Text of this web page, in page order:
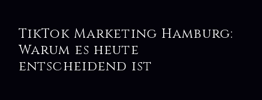
TikTok Marketing Hamburg:
Warum es heute
entscheidend ist